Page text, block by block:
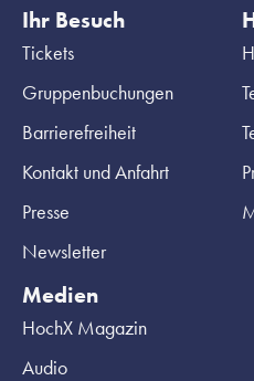
Ihr Besuch
Tickets
Gruppenbuchungen
Barrierefreiheit
Kontakt und Anfahrt
Presse
Newsletter
Medien
HochX Magazin
Audio